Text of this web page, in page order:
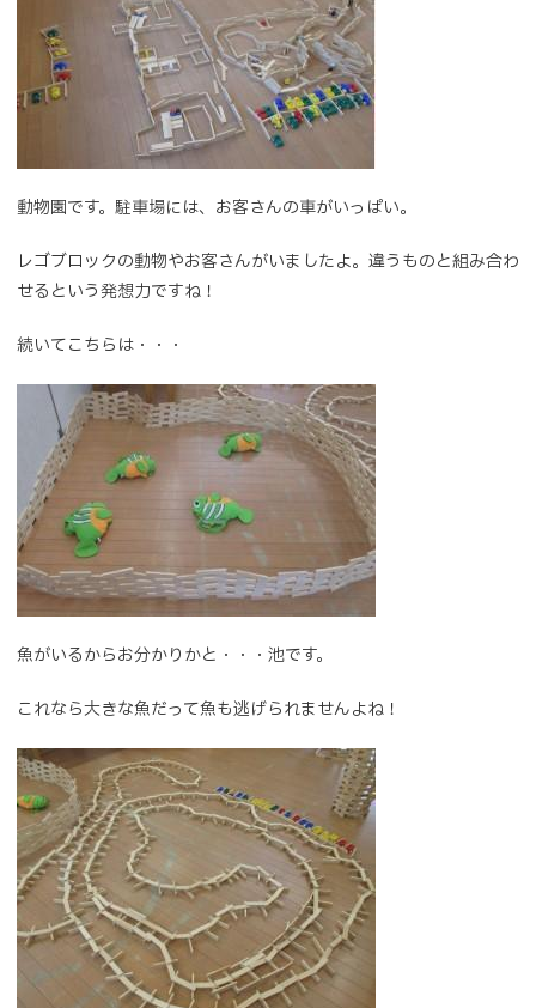
動物園です。駐車場には、お客さんの車がいっぱい。
レゴブロックの動物やお客さんがいましたよ。違うものと組み合わ
せるという発想力ですね！
続いてこちらは・・・
魚がいるからお分かりかと・・・池です。
これなら大きな魚だって魚も逃げられませんよね！